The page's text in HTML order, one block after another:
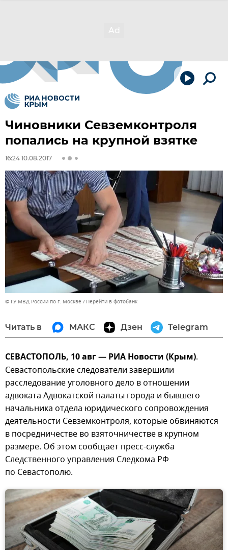
Чиновники Севземконтроля
попались на крупной взятке
16:24 10.08.2017
© ГУ МВД России по г. Москве Перейти в фотобанк
Читать в МАКС Дзен Telegram
СЕВАСТОПОЛЬ, 10 авг — РИА Новости (Крым).
Севастопольские следователи завершили
расследование уголовного дело в отношении
адвоката Адвокатской палаты города и бывшего
начальника отдела юридического сопровождения
деятельности Севземконтроля, которые обвиняются
в посредничестве во взяточничестве в крупном
размере. Об этом сообщает пресс-служба
Следственного управления Следкома РФ
по Севастополю.